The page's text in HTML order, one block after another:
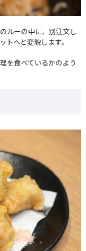
ルーの中に、別注文し
へと変貌します。
を食べているかのよう